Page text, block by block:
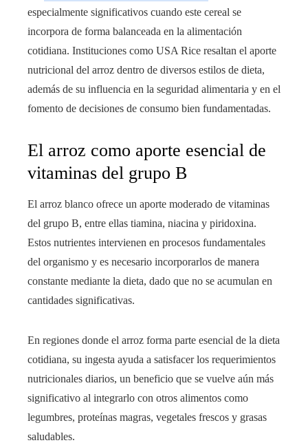
especialmente significativos cuando este cereal se
incorpora de forma balanceada en la alimentación
cotidiana. Instituciones como USA Rice resaltan el aporte
nutricional del arroz dentro de diversos estilos de dieta,
además de su influencia en la seguridad alimentaria y en el
fomento de decisiones de consumo bien fundamentadas.
El arroz como aporte esencial de
vitaminas del grupo B
El arroz blanco ofrece un aporte moderado de vitaminas
del grupo B, entre ellas tiamina, niacina y piridoxina.
Estos nutrientes intervienen en procesos fundamentales
del organismo y es necesario incorporarlos de manera
constante mediante la dieta, dado que no se acumulan en
cantidades significativas.
En regiones donde el arroz forma parte esencial de la dieta
cotidiana, su ingesta ayuda a satisfacer los requerimientos
nutricionales diarios, un beneficio que se vuelve aún más
significativo al integrarlo con otros alimentos como
legumbres, proteínas magras, vegetales frescos y grasas
saludables.